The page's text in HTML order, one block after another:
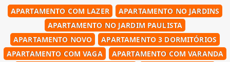
APARTAMENTO COM LAZER
APARTAMENTO NO JARDINS
APARTAMENTO NO JARDIM PAULISTA
APARTAMENTO NOVO
APARTAMENTO 3 DORMITÓRIOS
APARTAMENTO COM VAGA
APARTAMENTO COM VARANDA